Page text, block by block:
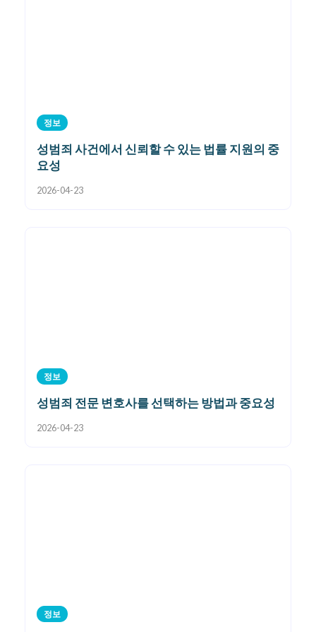
정보
성범죄 사건에서 신뢰할 수 있는 법률 지원의 중
요성
2026-04-23
정보
성범죄 전문 변호사를 선택하는 방법과 중요성
2026-04-23
정보